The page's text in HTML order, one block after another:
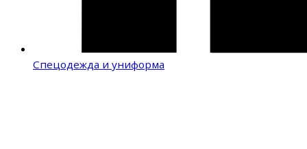
Спецодежда и униформа